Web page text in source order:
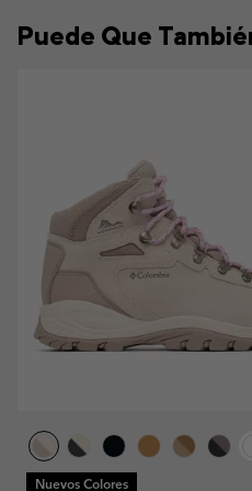
Puede Que
Nuevos Colores